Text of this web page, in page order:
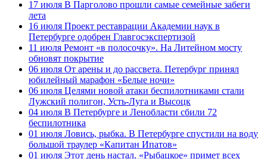
17 июля В Парголово прошли самые семейные забеги
лета
16 июля Проект реставрации Академии наук в
Петербурге одобрен Главгосэкспертизой
11 июля Ремонт «в полосочку». На Литейном мосту
обновят покрытие
06 июля От арены и до рассвета. Петербург принял
юбилейный марафон «Белые ночи»
06 июля Целями новой атаки беспилотниками стали
Лужский полигон, Усть-Луга и Высоцк
04 июля В Петербурге и Ленобласти сбили 72
беспилотника
01 июля Ловись, рыбка. В Петербурге спустили на воду
большой траулер «Капитан Ипатов»
01 июля Этот день настал. «Рыбацкое» примет всех